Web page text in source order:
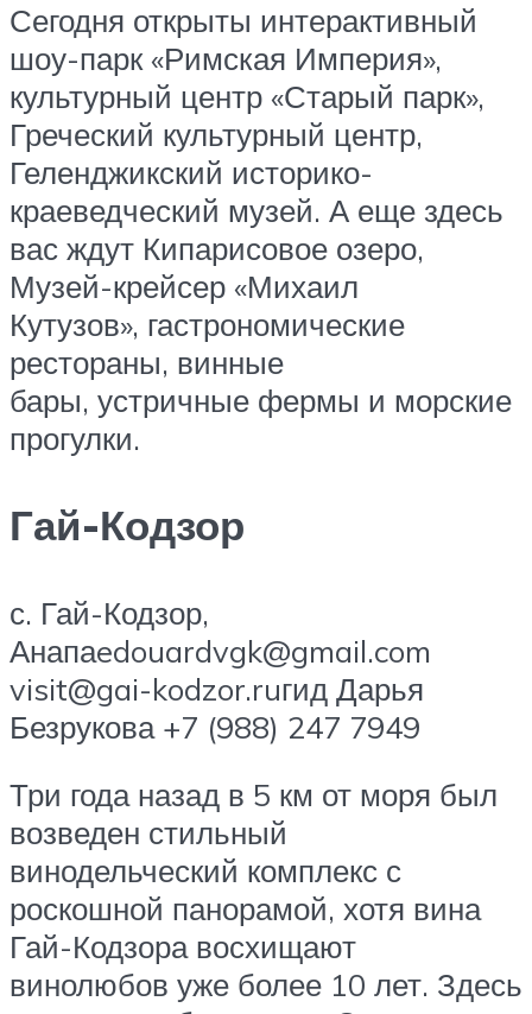
Сегодня открыты интерактивный
шоу-парк «Римская Империя»,
культурный центр «Старый парк»,
Греческий культурный центр,
Геленджикский историко-
краеведческий музей. А еще здесь
вас ждут Кипарисовое озеро,
Музей-крейсер «Михаил
Кутузов», гастрономические
рестораны, винные
бары, устричные фермы и морские
прогулки.
Гай-Кодзор
с. Гай-Кодзор,
Анапаedouardvgk@gmail.com
visit@gai-kodzor.ruгид Дарья
Безрукова +7 (988) 247 7949
Три года назад в 5 км от моря был
возведен стильный
винодельческий комплекс с
роскошной панорамой, хотя вина
Гай-Кодзора восхищают
винолюбов уже более 10 лет. Здесь